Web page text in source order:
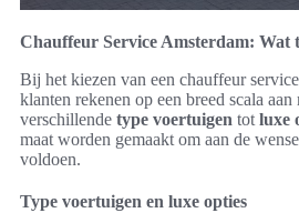
Chauffeur Service Amsterdam: Wat
Bij het kiezen van een chauffeur
klanten rekenen op een breed scala
verschillende type voertuigen tot luxe
maat worden gemaakt om aan de
voldoen.
Type voertuigen en luxe opties